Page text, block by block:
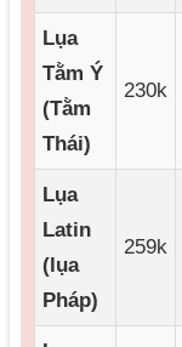
Lụa
Tằm Ý
(Tằm
Thái)
230k
Lụa
Latin
(lụa
Pháp)
259k